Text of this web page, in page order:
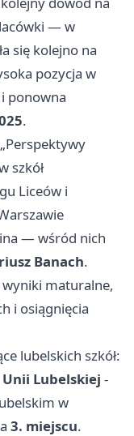
— w
się kolejno na
pozycja w
i ponowna
.
szkół
Liceów i
— wśród nich
Banach.
maturalne,
i osiągnięcia
lubelskich szkół:
Lubelskiej -
w
3. miejscu.